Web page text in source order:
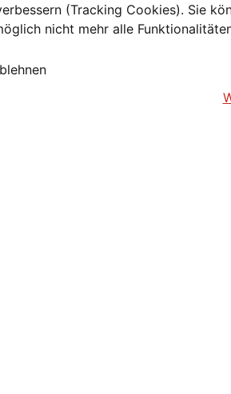
(Tracking Cookies). Sie
nicht mehr alle